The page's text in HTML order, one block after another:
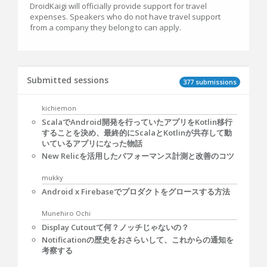
DroidKaigi will officially provide support for travel
expenses. Speakers who do not have travel support
from a company they belong to can apply.
377 submissions
Submitted sessions
kichiemon
ScalaでAndroid開発を行っていたアプリをKotlin移行
することを決め、最終的にScalaとKotlinが共存して動
いているアプリになった物話
New Relicを活用したパフォーマンス計測と改善のコツ
mukky
Android x Firebaseでプロダクトをグロースする方法
Munehiro Ochi
Display Cutoutて何？ノッチじゃないの？
Notificationの歴史をおさらいして、これからの通知を
考察する